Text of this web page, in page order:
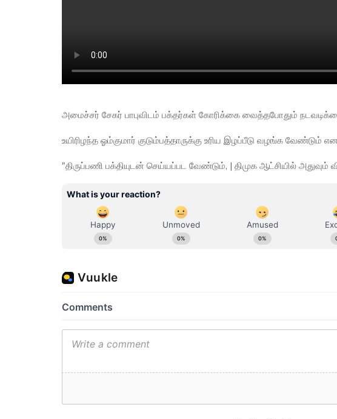
அமைச்சர் சேகர் பாபுவிடம் பக்தர்கள் கோரிக்கை வைத்தபோதும்
உயிரிழந்த ஓம்குமார் குடும்பத்தாருக்கு உரிய இழப்பீடு வழங்க வேண்டும் என
"திருப்பணி பக்தியுடன் செய்யப்பட வேண்டும், | திமுக ஆட்சியில் அதுவும்